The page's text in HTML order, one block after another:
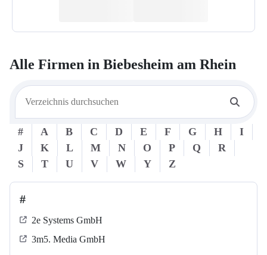
Alle Firmen in Biebesheim am Rhein
# A B C D E F G H
I
J
K L M N O P Q
R
S
T U V W Y Z
#
2e Systems GmbH
3m5. Media GmbH